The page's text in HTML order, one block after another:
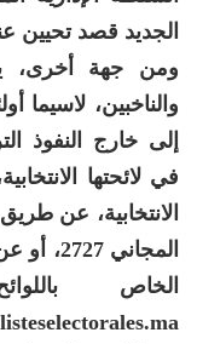
الجديد قصد تحيين
ومن جهة أخرى،
والناخبين، لاسيما
إلى خارج النفوذ
في لائحتها
الانتخابية، عن
الخاص